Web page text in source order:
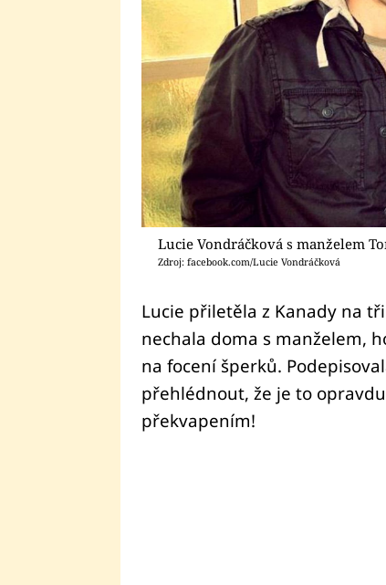
Lucie Vondráčková s manželem
Zdroj: facebook.com/Lucie Vondráčková
Lucie přiletěla z Kanady na
nechala doma s manželem,
na focení šperků.
přehlédnout, že je to
překvapením!